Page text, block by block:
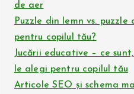
de aer
Puzzle din lemn vs.
pentru copilul tău?
Jucării educative – ce
le alegi pentru copilul tău
Articole SEO și schema